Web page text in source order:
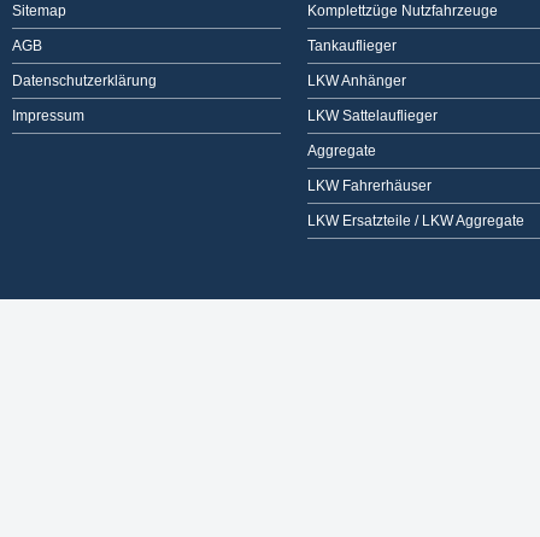
Sitemap
AGB
Datenschutzerklärung
Impressum
Komplettzüge Nutzfahrzeuge
Tankauflieger
LKW Anhänger
LKW Sattelauflieger
Aggregate
LKW Fahrerhäuser
LKW Ersatzteile / LKW Aggregate